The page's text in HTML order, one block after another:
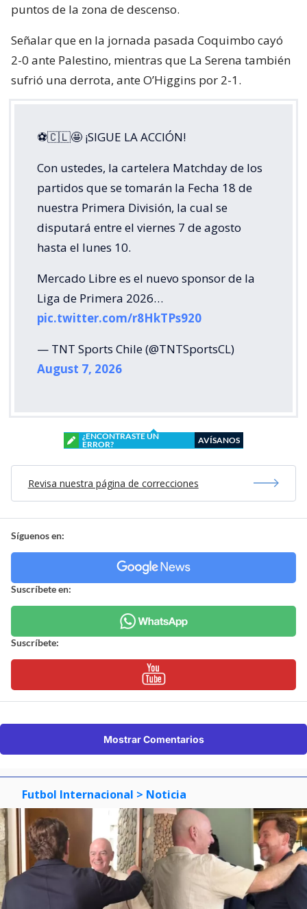
puntos de la zona de descenso.
Señalar que en la jornada pasada Coquimbo cayó
2-0 ante Palestino, mientras que La Serena también
sufrió una derrota, ante O’Higgins por 2-1.
⚽🇨🇱🤩 ¡SIGUE LA ACCIÓN!
Con ustedes, la cartelera Matchday de los
partidos que se tomarán la Fecha 18 de
nuestra Primera División, la cual se
disputará entre el viernes 7 de agosto
hasta el lunes 10.
Mercado Libre es el nuevo sponsor de la
Liga de Primera 2026…
pic.twitter.com/r8HkTPs920
— TNT Sports Chile (@TNTSportsCL)
August 7, 2026
¿ENCONTRASTE UN
ERROR?
AVÍSANOS
Revisa nuestra página de correcciones
Síguenos en:
Suscríbete en:
Suscríbete:
Mostrar Comentarios
Futbol Internacional > Noticia